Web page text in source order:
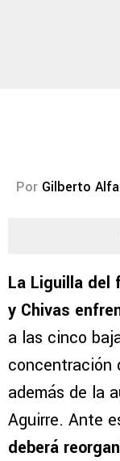
Por Gilberto
La Liguilla del
y Chivas
a las cinco
concentración
además de la
Aguirre. Ante
deberá